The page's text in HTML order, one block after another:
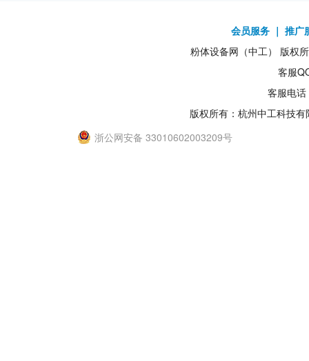
会员服务 ｜ 推广
粉体设备网（中工） 版权
客服
客服电
版权所有：杭州中工科技
浙公网安备 33010602003209号